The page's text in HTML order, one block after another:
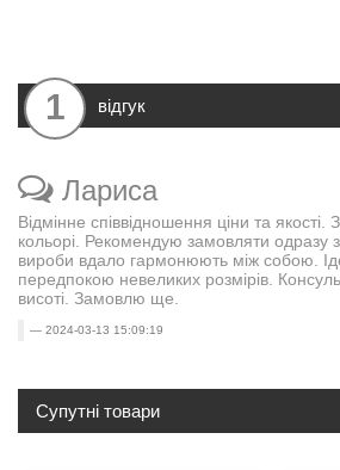
1 відгук
Лариса
Відмінне співвідношення ціни та
кольорі. Рекомендую замовляти одразу
вироби вдало гармонюють між собою.
передпокою невеликих розмірів.
висоті. Замовлю ще.
2024-03-13 15:09:19
Супутні товари